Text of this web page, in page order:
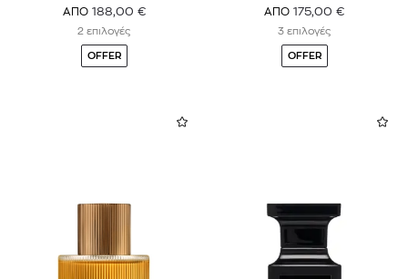
ΑΠΟ 188,00 €
2 επιλογές
OFFER
ΑΠΟ 175,00 €
3 επιλογές
OFFER